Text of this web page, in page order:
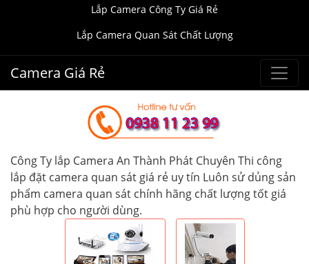
Lắp Camera Công Ty Giá Rẻ
Lắp Camera Quan Sát Chất Lượng
Camera Giá Rẻ
Công Ty lắp Camera An Thành Phát Chuyên Thi công
lắp đặt camera quan sát giá rẻ uy tín Luôn sử dủng sản
phẩm camera quan sát chính hãng chất lượng tốt giá
phù hợp cho người dùng.